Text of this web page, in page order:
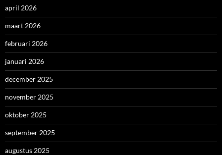
april 2026
maart 2026
februari 2026
januari 2026
december 2025
november 2025
oktober 2025
september 2025
augustus 2025